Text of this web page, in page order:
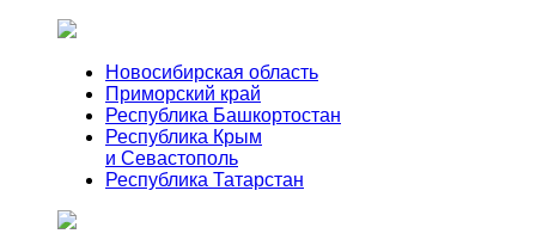
Новосибирская область
Приморский край
Республика Башкортостан
Республика Крым
и Севастополь
Республика Татарстан